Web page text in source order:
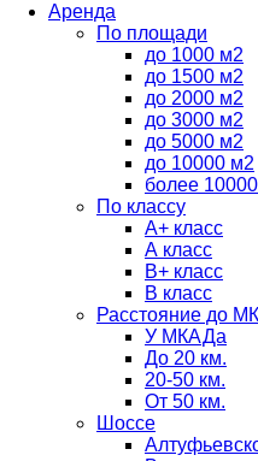
Аренда
По площади
до 1000 м2
до 1500 м2
до 2000 м2
до 3000 м2
до 5000 м2
до 10000 м2
более
По классу
А+ класс
А класс
B+ класс
В класс
Расстояние до
У МКАДа
До 20 км.
20-50 км.
От 50 км.
Шоссе